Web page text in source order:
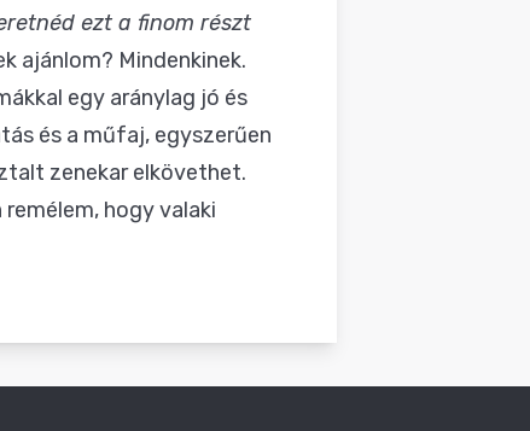
ezt a finom részt
ajánlom? Mindenkinek.
egy aránylag jó és
és a műfaj, egyszerűen
zenekar elkövethet.
hogy valaki